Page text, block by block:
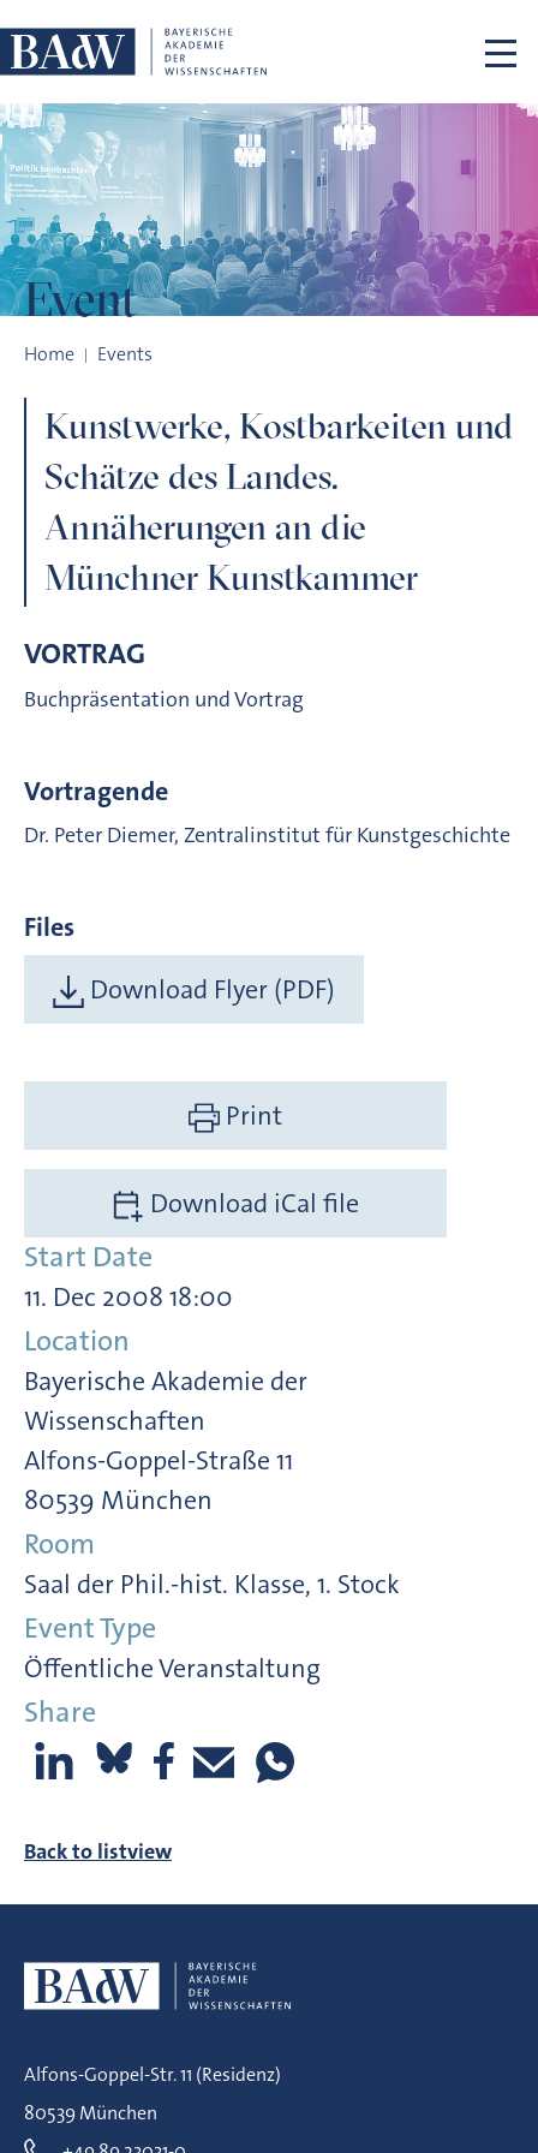
Event
Home Events
Kunstwerke, Kostbarkeiten und
Schätze des Landes.
Annäherungen an die
Münchner Kunstkammer
VORTRAG
Buchpräsentation und Vortrag
Vortragende
Dr. Peter Diemer, Zentralinstitut für Kunstgeschichte
Files
Download Flyer (PDF)
Print
Download iCal file
Start Date
11. Dec 2008 18:00
Location
Bayerische Akademie der
Wissenschaften
Alfons-Goppel-Straße 11
80539 München
Room
Saal der Phil.-hist. Klasse, 1. Stock
Event Type
Öffentliche Veranstaltung
Share
Back to listview
Alfons-Goppel-Str. 11 (Residenz)
80539 München